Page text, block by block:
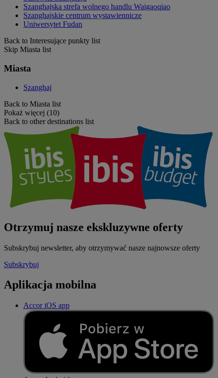
Szanghajska strefa wolnego handlu Waigaoqiao
Szanghajskie centrum wystawiennicze
Uniwersytet Fudan
Back to Interesujące punkty list
Skip Miasta list
Miasta
Szanghaj
Back to Miasta list
Pokaż więcej (10)
Back to other destinations list
Otrzymuj nasze ekskluzywne oferty
Subskrybuj newsletter, aby otrzymywać nasze najnowsze oferty
Subskrybuj
Aplikacja mobilna
Accor iOS app